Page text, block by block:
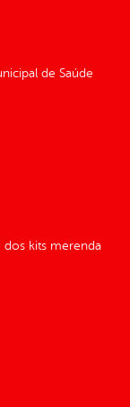
de Saúde
dos kits merenda